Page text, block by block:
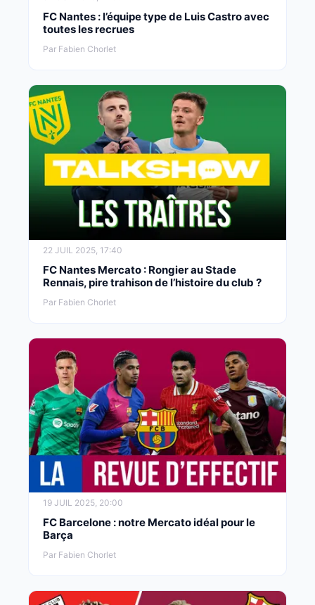
FC Nantes : l’équipe type de Luis Castro avec
toutes les recrues
Par Fabien Chorlet
22 JUIL 2025, 17:40
FC Nantes Mercato : Rongier au Stade
Rennais, pire trahison de l’histoire du club ?
Par Fabien Chorlet
19 JUIL 2025, 20:00
FC Barcelone : notre Mercato idéal pour le
Barça
Par Fabien Chorlet